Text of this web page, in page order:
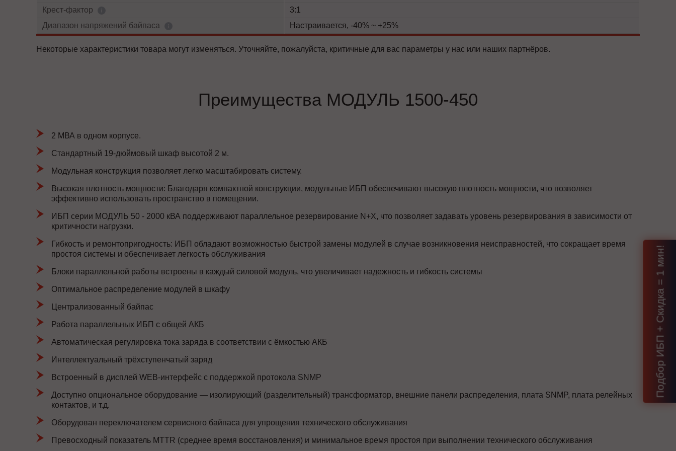
Крест-фактор
3:1
Диапазон напряжений байпаса
Настраивается, -40% ~ +25%
Некоторые характеристики товара могут изменяться. Уточняйте, пожалуйста, критичные для вас параметры у нас или наших партнёров.
Преимущества МОДУЛЬ 1500-450
2 МВА в одном корпусе.
Стандартный 19-дюймовый шкаф высотой 2 м.
Модульная конструкция позволяет легко масштабировать систему.
Высокая плотность мощности: Благодаря компактной конструкции, модульные ИБП обеспечивают высокую плотность мощности, что позволяет
эффективно использовать пространство в помещении.
ИБП серии МОДУЛЬ 50 - 2000 кВА поддерживают параллельное резервирование N+X, что позволяет задавать уровень резервирования в зависимости от
критичности нагрузки.
Гибкость и ремонтопригодность: ИБП обладают возможностью быстрой замены модулей в случае возникновения неисправностей, что сокращает время
простоя системы и обеспечивает легкость обслуживания
Блоки параллельной работы встроены в каждый силовой модуль, что увеличивает надежность и гибкость системы
Оптимальное распределение модулей в шкафу
Централизованный байпас
Работа параллельных ИБП с общей АКБ
Автоматическая регулировка тока заряда в соответствии с ёмкостью АКБ
Интеллектуальный трёхступенчатый заряд
Встроенный в дисплей WEB-интерфейс с поддержкой протокола SNMP
Доступно опциональное оборудование — изолирующий (разделительный) трансформатор, внешние панели распределения, плата SNMP, плата релейных
контактов, и т.д.
Оборудован переключателем сервисного байпаса для упрощения технического обслуживания
Превосходный показатель MTTR (среднее время восстановления) и минимальное время простоя при выполнении технического обслуживания
Подбор ИБП + Скидка = 1 мин!